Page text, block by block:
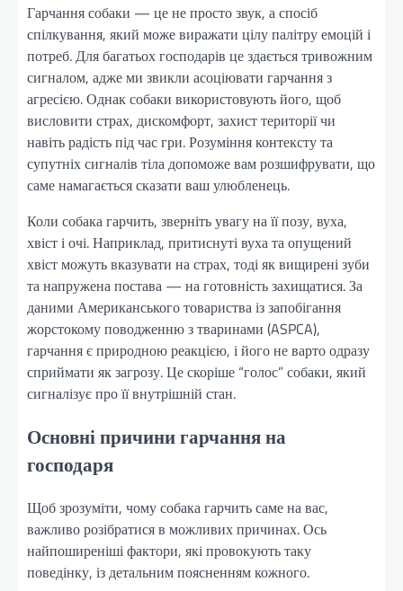
Гарчання собаки — це не просто звук, а спосіб
спілкування, який може виражати цілу палітру емоцій і
потреб. Для багатьох господарів це здається тривожним
сигналом, адже ми звикли асоціювати гарчання з
агресією. Однак собаки використовують його, щоб
висловити страх, дискомфорт, захист території чи
навіть радість під час гри. Розуміння контексту та
супутніх сигналів тіла допоможе вам розшифрувати, що
саме намагається сказати ваш улюбленець.
Коли собака гарчить, зверніть увагу на її позу, вуха,
хвіст і очі. Наприклад, притиснуті вуха та опущений
хвіст можуть вказувати на страх, тоді як вищирені зуби
та напружена постава — на готовність захищатися. За
даними Американського товариства із запобігання
жорстокому поводженню з тваринами (ASPCA),
гарчання є природною реакцією, і його не варто одразу
сприймати як загрозу. Це скоріше “голос” собаки, який
сигналізує про її внутрішній стан.
Основні причини гарчання на
господаря
Щоб зрозуміти, чому собака гарчить саме на вас,
важливо розібратися в можливих причинах. Ось
найпоширеніші фактори, які провокують таку
поведінку, із детальним поясненням кожного.